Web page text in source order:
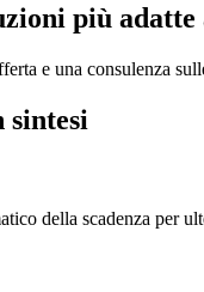
più adatte
e una consulenza
sintesi
della scadenza per